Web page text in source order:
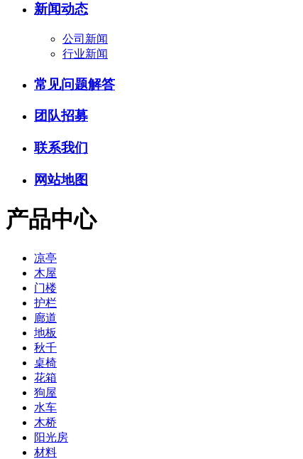
新闻动态
公司新闻
行业新闻
常见问题解答
团队招募
联系我们
网站地图
产品中心
凉亭
木屋
门楼
护栏
廊道
地板
秋千
桌椅
花箱
狗屋
水车
木桥
阳光房
材料